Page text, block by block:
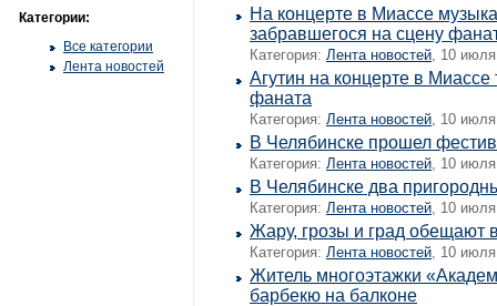
Категории:
Все категории
Лента новостей
На концерте в Миассе
забравшегося на сцену
Категория: Лента новостей, 10
Агутин на концерте в
фаната
Категория: Лента новостей, 10
В Челябинске прошел
Категория: Лента новостей, 10
В Челябинске два
Категория: Лента новостей, 10
Жару, грозы и град обещают
Категория: Лента новостей, 10
Житель многоэтажки
барбекю на балконе